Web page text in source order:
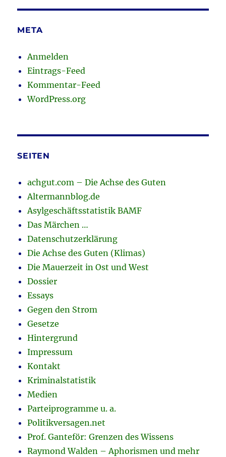
META
Anmelden
Eintrags-Feed
Kommentar-Feed
WordPress.org
SEITEN
achgut.com – Die Achse des Guten
Altermannblog.de
Asylgeschäftsstatistik BAMF
Das Märchen …
Datenschutzerklärung
Die Achse des Guten (Klimas)
Die Mauerzeit in Ost und West
Dossier
Essays
Gegen den Strom
Gesetze
Hintergrund
Impressum
Kontakt
Kriminalstatistik
Medien
Parteiprogramme u. a.
Politikversagen.net
Prof. Ganteför: Grenzen des Wissens
Raymond Walden – Aphorismen und mehr